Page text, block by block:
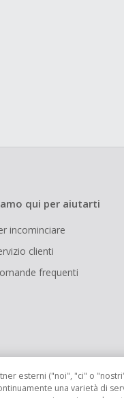
qui per aiutarti
incominciare
clienti
frequenti
esterni ("noi", "ci" o
una varietà di